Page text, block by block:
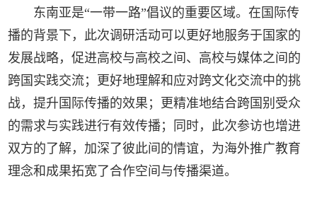
东南亚是“一带一路”倡议的重要区域。在国际传
播的背景下，此次调研活动可以更好地服务于国家的
发展战略，促进高校与高校之间、高校与媒体之间的
跨国实践交流；更好地理解和应对跨文化交流中的挑
战，提升国际传播的效果；更精准地结合跨国别受众
的需求与实践进行有效传播；同时，此次参访也增进
双方的了解，加深了彼此间的情谊，为海外推广教育
理念和成果拓宽了合作空间与传播渠道。